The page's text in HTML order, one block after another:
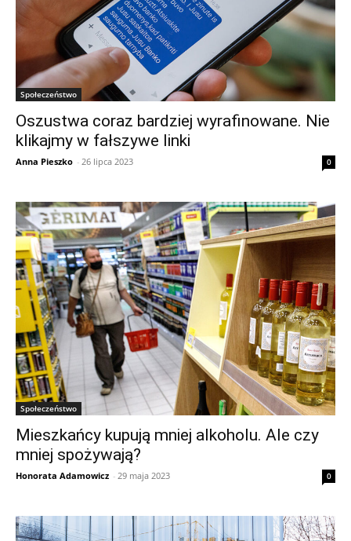
Społeczeństwo
Oszustwa coraz bardziej wyrafinowane. Nie
klikajmy w fałszywe linki
Anna Pieszko - 26 lipca 2023 0
Społeczeństwo
Mieszkańcy kupują mniej alkoholu. Ale czy
mniej spożywają?
Honorata Adamowicz - 29 maja 2023 0